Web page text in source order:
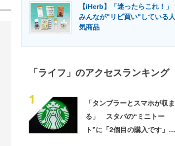
【iHerb】「迷ったらこれ！」
みんなが"リピ買い"している人
気商品
「ライフ」のアクセスランキング
1
「タンブラーとスマホが収ま
る」 スタバの“ミニトー
ト”に「2個目の購入です」